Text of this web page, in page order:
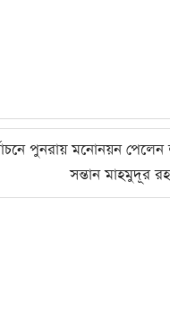
পুনরায় মনোনয়ন
সন্তান মাহমুদূর